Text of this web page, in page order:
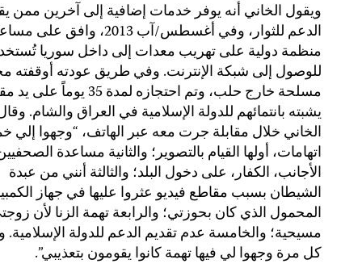
ويقول الخاني أنه يوفر خدمات إضافية إلى آخرين ممن
الدعم للثوار، وفي أغسطس/آب 2013، وافق
منظمة دولية على تهريب معدات إلى داخل سوريا
للوصول إلى شبكة الإنترنت. وفي طريق عودته أوقفته
مسلحة خارج حلب، وتم احتجازه لمدة 35
يشبته بانتمائهم للدولة الإسلامية في العراق والشام.
الخاني خلال مقابلة جرت معه عبر الهاتف، “وجهوا
اتهامات، أولها القيام بالتصوير؛ والثانية مساعدة
الأجانب، الكفار، على دخول البلد؛ والثالثة أنني من عبدة
الشيطان بسبب مقاطع فيديو عثروا عليها في جهاز
المحمول الذي كان بحوزتي؛ والرابعة تهمة الزنا لأن
مسيحية؛ والخامسة عدم تقديم الدعم للدولة
كل مرة وجهوا لي فيها تهمة كانوا يقومون بتعذيبي”.